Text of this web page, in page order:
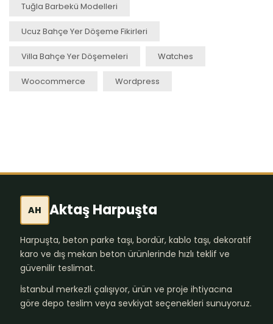
Tuğla Barbekü Modelleri
Ucuz Bahçe Yer Döşeme Fikirleri
Villa Bahçe Yer Döşemeleri Watches
Woocommerce Wordpress
AH Aktaş Harpuşta
Harpuşta, beton parke taşı, bordür, kablo taşı, dekoratif
karo ve dış mekan beton ürünlerinde hızlı teklif ve
güvenilir teslimat.
İstanbul merkezli çalışıyor, ürün ve proje ihtiyacına
göre depo teslim veya sevkiyat seçenekleri sunuyoruz.